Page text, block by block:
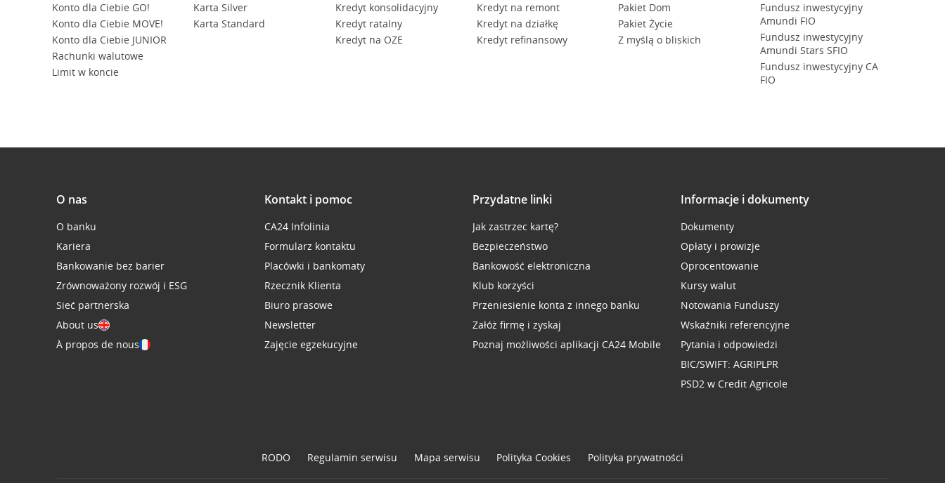
Konto dla Ciebie GO!
Konto dla Ciebie MOVE!
Konto dla Ciebie JUNIOR
Rachunki walutowe
Limit w koncie
Karta Silver
Karta Standard
Kredyt konsolidacyjny
Kredyt ratalny
Kredyt na OZE
Kredyt na remont
Kredyt na działkę
Kredyt refinansowy
Pakiet Dom
Pakiet Życie
Z myślą o bliskich
Fundusz inwestycyjny
Amundi FIO
Fundusz inwestycyjny
Amundi Stars SFIO
Fundusz inwestycyjny CA
FIO
O nas
O banku
Kariera
Bankowanie bez barier
Zrównoważony rozwój i ESG
Sieć partnerska
About us
À propos de nous
Kontakt i pomoc
CA24 Infolinia
Formularz kontaktu
Placówki i bankomaty
Rzecznik Klienta
Biuro prasowe
Newsletter
Zajęcie egzekucyjne
Przydatne linki
Jak zastrzec kartę?
Bezpieczeństwo
Bankowość elektroniczna
Klub korzyści
Przeniesienie konta z innego banku
Załóż firmę i zyskaj
Poznaj możliwości aplikacji CA24 Mobile
Informacje i dokumenty
Dokumenty
Opłaty i prowizje
Oprocentowanie
Kursy walut
Notowania Funduszy
Wskaźniki referencyjne
Pytania i odpowiedzi
BIC/SWIFT: AGRIPLPR
PSD2 w Credit Agricole
RODO Regulamin serwisu Mapa serwisu Polityka Cookies Polityka prywatności